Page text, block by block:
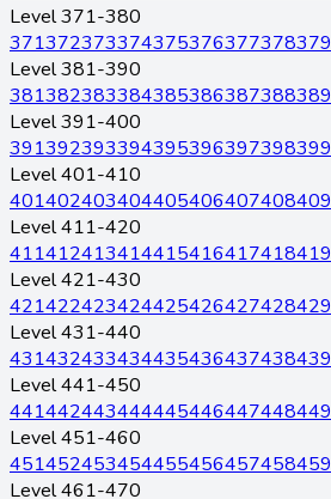
Level 371-380
371372373374375376377378379
Level 381-390
381382383384385386387388389
Level 391-400
391392393394395396397398399
Level 401-410
401402403404405406407408409
Level 411-420
411412413414415416417418419
Level 421-430
421422423424425426427428429
Level 431-440
431432433434435436437438439
Level 441-450
441442443444445446447448449
Level 451-460
451452453454455456457458459
Level 461-470